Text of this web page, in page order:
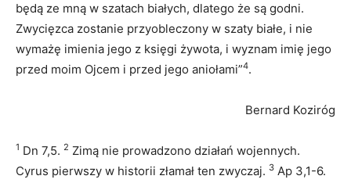
będą ze mną w szatach białych, dlatego że są godni.
Zwycięzca zostanie przyobleczony w szaty białe, i nie
wymażę imienia jego z księgi żywota, i wyznam imię jego
przed moim Ojcem i przed jego aniołami”4.
Bernard Koziróg
1 Dn 7,5. 2 Zimą nie prowadzono działań wojennych.
Cyrus pierwszy w historii złamał ten zwyczaj. 3 Ap 3,1-6.